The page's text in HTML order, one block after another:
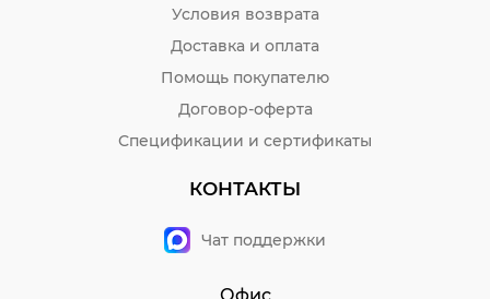
Условия возврата
Доставка и оплата
Помощь покупателю
Договор-оферта
Спецификации и сертификаты
КОНТАКТЫ
Чат поддержки